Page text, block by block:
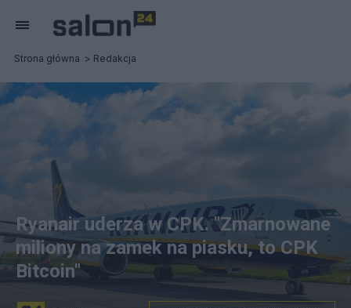
Strona główna Redakcja
Ryanair uderza w CPK. "Zmarnowane
miliony na zamek na piasku, to CPK
Bitcoin"